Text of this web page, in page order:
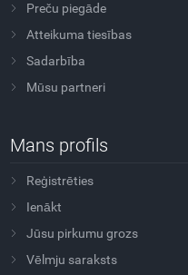
Preču piegāde
Atteikuma tiesības
Sadarbība
Mūsu partneri
Mans profils
Reģistrēties
Ienākt
Jūsu pirkumu grozs
Vēlmju saraksts